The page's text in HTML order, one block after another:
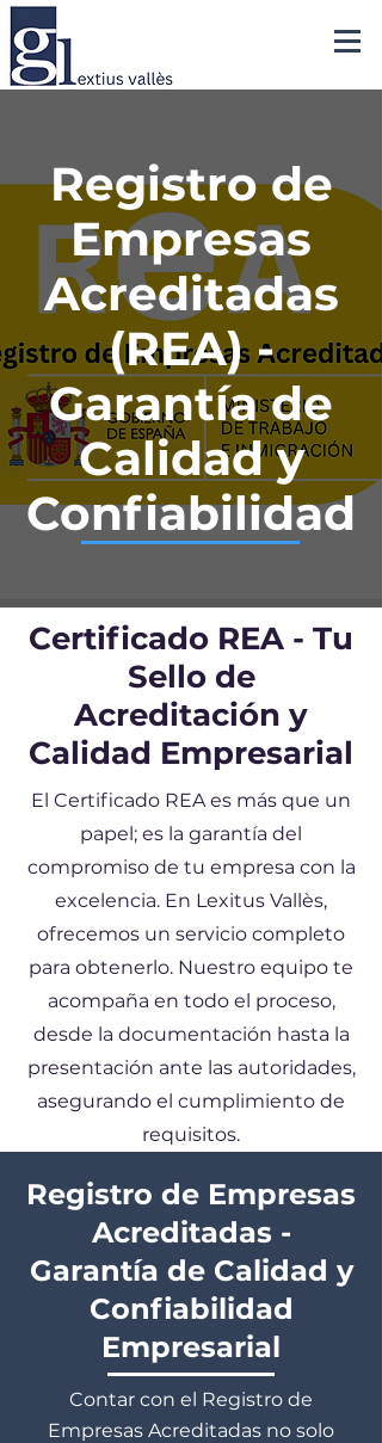
Registro de
Empresas
Acreditadas
(REA) -
Garantía de
Calidad y
Confiabilidad
Certificado REA - Tu
Sello de
Acreditación y
Calidad Empresarial
El Certificado REA es más que un
papel; es la garantía del
compromiso de tu empresa con la
excelencia. En Lexitus Vallès,
ofrecemos un servicio completo
para obtenerlo. Nuestro equipo te
acompaña en todo el proceso,
desde la documentación hasta la
presentación ante las autoridades,
asegurando el cumplimiento de
requisitos.
Registro de Empresas
Acreditadas -
Garantía de Calidad y
Confiabilidad
Empresarial
Contar con el Registro de
Empresas Acreditadas no solo